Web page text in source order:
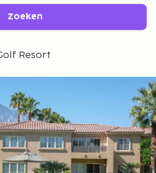
Zoeken
Resort